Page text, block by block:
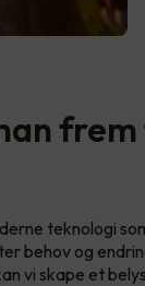
teknologi
behov og
vi skape et